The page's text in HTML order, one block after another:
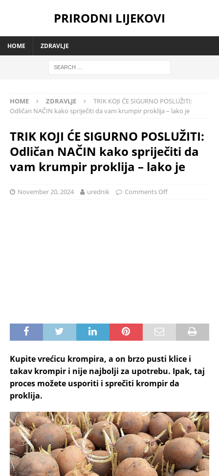
PRIRODNI LIJEKOVI
HOME ZDRAVLJE
HOME ZDRAVLJE
TRIK KOJI ĆE SIGURNO POSLUŽITI:
Odličan NAČIN kako spriječiti da vam krumpir proklija – lako je
TRIK KOJI ĆE SIGURNO POSLUŽITI:
Odličan NAČIN kako spriječiti da
vam krumpir proklija – lako je
November 20, 2024 urednik Comments Off
Kupite vrećicu krompira, a on brzo pusti klice i
takav krompir i nije najbolji za upotrebu. Ipak, taj
proces možete usporiti i sprečiti krompir da
proklija.